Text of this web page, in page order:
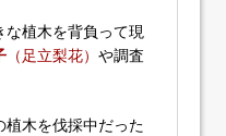
植木を背負って現
（足立梨花） や調査
木を伐採中だった